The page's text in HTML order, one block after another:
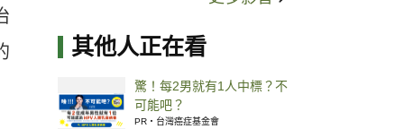
其他人正在看
驚！每2男就有1人中標？不
可能吧？
PR・台灣癌症基金會